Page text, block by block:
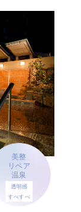
美整
リペア
温泉
透明感
すべすべ